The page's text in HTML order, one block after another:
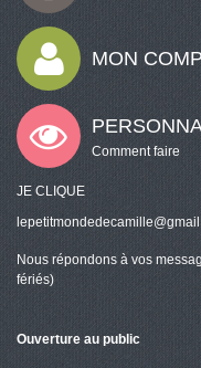
MON
Comment faire
JE CLIQUE
Nous répondons à vos
fériés)
Ouverture au public